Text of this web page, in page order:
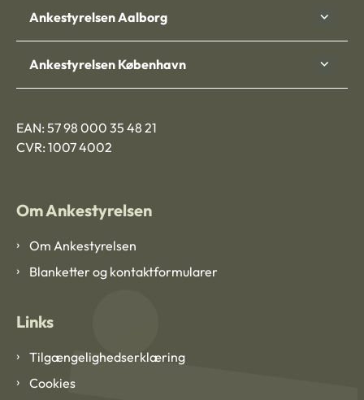
Ankestyrelsen Aalborg
Ankestyrelsen København
EAN: 57 98 000 35 48 21
CVR: 1007 4002
Om Ankestyrelsen
Om Ankestyrelsen
Blanketter og kontaktformularer
Links
Tilgængelighedserklæring
Cookies